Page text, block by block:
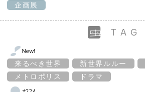
企画展
来るべき世界 新世界ルルー
メトロポリス
ドラマ